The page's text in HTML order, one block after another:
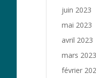
juin 2023
mai 2023
avril 2023
mars 2023
février